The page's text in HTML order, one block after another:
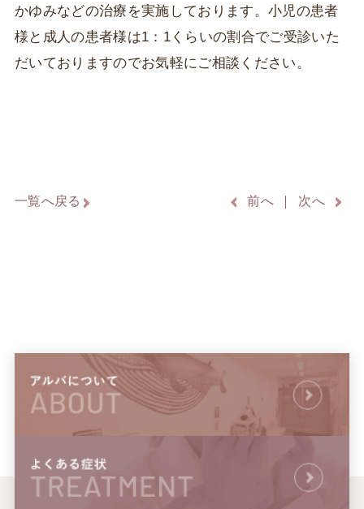
かゆみなどの治療を実施しております。小児の患者
様と成人の患者様は1：1くらいの割合でご受診いた
だいておりますのでお気軽にご相談ください。
一覧へ戻る 前へ 次へ